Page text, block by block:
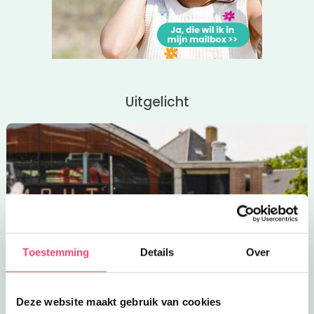
Toestemming Details Over
Deze website maakt gebruik van cookies
Uitgelicht